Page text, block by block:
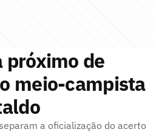
próximo de
meio-campista
a oficialização do acerto